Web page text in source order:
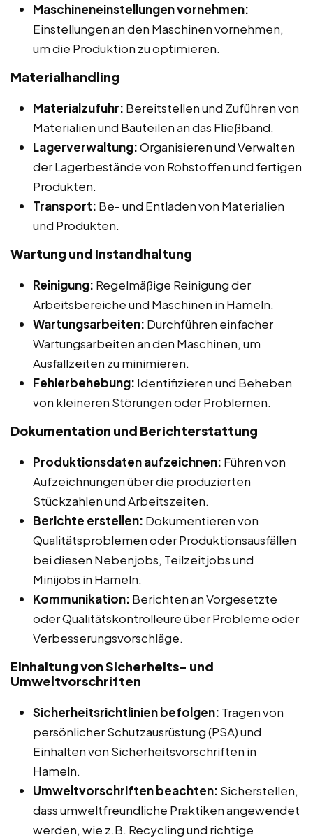
Maschineneinstellungen vornehmen:
Einstellungen an den Maschinen vornehmen,
um die Produktion zu optimieren.
Materialhandling
Materialzufuhr: Bereitstellen und Zuführen von
Materialien und Bauteilen an das Fließband.
Lagerverwaltung:Organisieren und Verwalten
der Lagerbestände von Rohstoffen und fertigen
Produkten.
Transport: Be- und Entladen von Materialien
und Produkten.
Wartung und Instandhaltung
Reinigung: Regelmäßige Reinigung der
Arbeitsbereiche und Maschinen in Hameln.
Wartungsarbeiten: Durchführen einfacher
Wartungsarbeiten an den Maschinen, um
Ausfallzeiten zu minimieren.
Fehlerbehebung: Identifizieren und Beheben
von kleineren Störungen oder Problemen.
Dokumentation und Berichterstattung
Produktionsdaten aufzeichnen: Führen von
Aufzeichnungen über die produzierten
Stückzahlen und Arbeitszeiten.
Berichte erstellen: Dokumentieren von
Qualitätsproblemen oder Produktionsausfällen
bei diesen Nebenjobs, Teilzeitjobs und
Minijobs in Hameln.
Kommunikation: Berichten an Vorgesetzte
oder Qualitätskontrolleure über Probleme oder
Verbesserungsvorschläge.
Einhaltung von Sicherheits- und
Umweltvorschriften
Sicherheitsrichtlinien befolgen: Tragen von
persönlicher Schutzausrüstung (PSA) und
Einhalten von Sicherheitsvorschriften in
Hameln.
Umweltvorschriften beachten: Sicherstellen,
dass umweltfreundliche Praktiken angewendet
werden, wie z.B. Recycling und richtige